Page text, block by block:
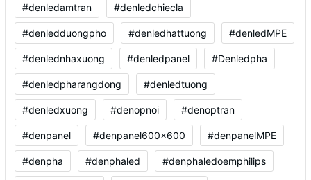
#denledamtran #denledchiecla
#denledduongpho #denledhattuong #denledMPE
#denlednhaxuong #denledpanel #Denledpha
#denledpharangdong #denledtuong
#denledxuong #denopnoi #denoptran
#denpanel #denpanel600x600 #denpanelMPE
#denpha #denphaled #denphaledoemphilips